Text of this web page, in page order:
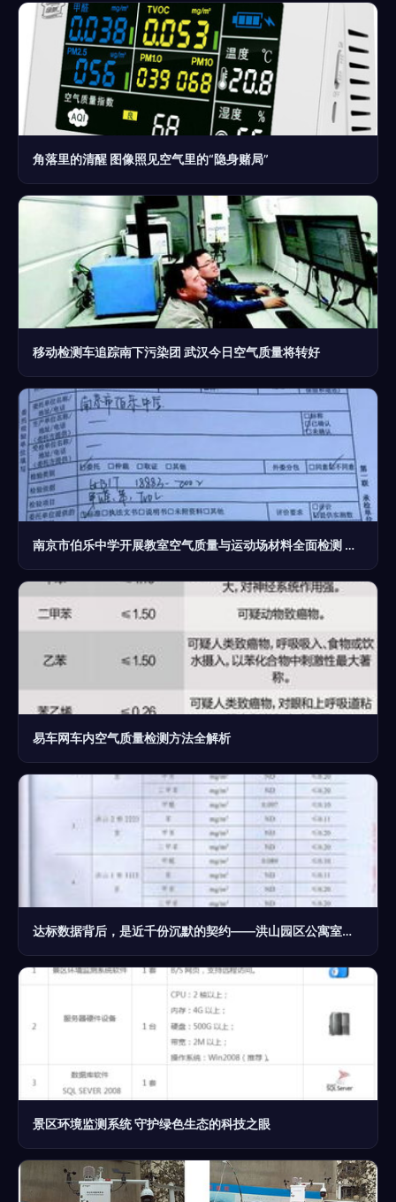
角落里的清醒 图像照见空气里的“隐身赌局”
移动检测车追踪南下污染团 武汉今日空气质量将转好
南京市伯乐中学开展教室空气质量与运动场材料全面检测 保障校园健康安全
易车网车内空气质量检测方法全解析
达标数据背后，是近千份沉默的契约——洪山园区公寓室内空气质量达标纪实
景区环境监测系统 守护绿色生态的科技之眼